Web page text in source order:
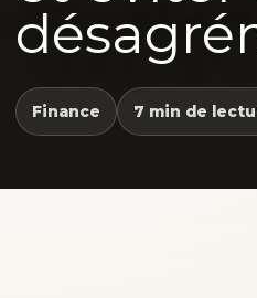
Finance 7 min de